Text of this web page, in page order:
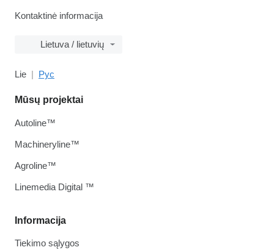
Kontaktinė informacija
Lietuva / lietuvių
Lie Рус
Informacija
Tiekimo sąlygos
Mūsų projektai
Autoline™
Machineryline™
Agroline™
Linemedia Digital ™